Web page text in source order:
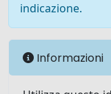
indicazione.
Informazioni